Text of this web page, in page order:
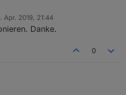
Apr. 2019, 21:44
von
Danke.
0